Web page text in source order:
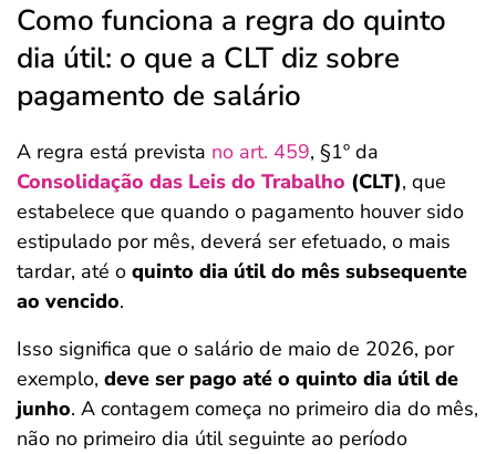
Como funciona a regra do quinto
dia útil: o que a CLT diz sobre
pagamento de salário
A regra está prevista no art. 459, §1º da
Consolidação das Leis do Trabalho (CLT), que
estabelece que quando o pagamento houver sido
estipulado por mês, deverá ser efetuado, o mais
tardar, até o quinto dia útil do mês subsequente
ao vencido.
Isso significa que o salário de maio de 2026, por
exemplo, deve ser pago até o quinto dia útil de
junho. A contagem começa no primeiro dia do mês,
não no primeiro dia útil seguinte ao período